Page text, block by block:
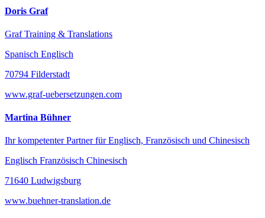
Doris Graf
Graf Training & Translations
Spanisch Englisch
70794 Filderstadt
www.graf-uebersetzungen.com
Martina Bühner
Ihr kompetenter Partner für Englisch, Französisch und Chinesisch
Englisch Französisch Chinesisch
71640 Ludwigsburg
www.buehner-translation.de